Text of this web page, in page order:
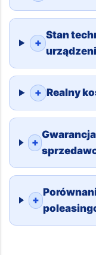
+
Stan
+ Realny
+
+